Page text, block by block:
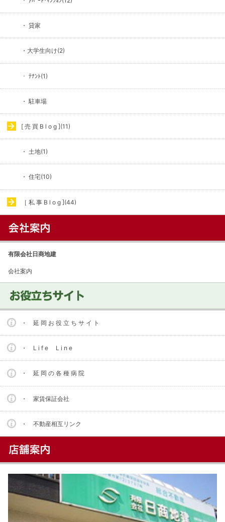
・ 貸家
・大学生向け(2)
・ ﾃﾅﾝﾄ(1)
・ 駐車場
[ 売 買 B l o g ](11)
・ 土地(1)
・ 住宅(10)
［ 私 事 B l o g ](44)
有限会社日商地建
会社案内
・ 延 岡 お 役 立 ち サ イ ト
・ L i f e L i n e
・ 延 岡 の 各 種 病 院
・ 家賃保証会社
・ 不動産相互リンク